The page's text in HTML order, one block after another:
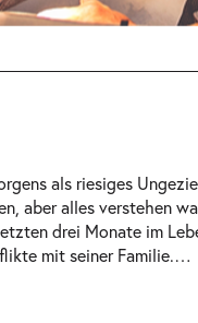
als riesiges
aber alles verstehen
drei Monate im
mit seiner Familie.…